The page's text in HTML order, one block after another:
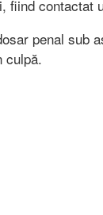
fiind contactat
penal sub
culpă.